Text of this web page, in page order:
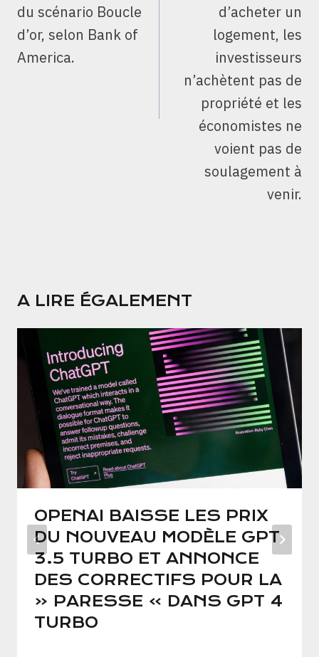
du scénario Boucle
d’or, selon Bank of
America.
d’acheter un
logement, les
investisseurs
n’achètent pas de
propriété et les
économistes ne
voient pas de
soulagement à
venir.
A LIRE ÉGALEMENT
OPENAI BAISSE LES PRIX
DU NOUVEAU MODÈLE GPT
3.5 TURBO ET ANNONCE
DES CORRECTIFS POUR LA
« PARESSE » DANS GPT 4
TURBO